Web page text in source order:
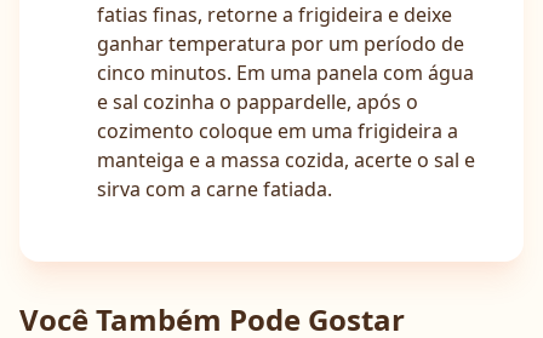
fatias finas, retorne a frigideira e deixe
ganhar temperatura por um período de
cinco minutos. Em uma panela com água
e sal cozinha o pappardelle, após o
cozimento coloque em uma frigideira a
manteiga e a massa cozida, acerte o sal e
sirva com a carne fatiada.
Você Também Pode Gostar